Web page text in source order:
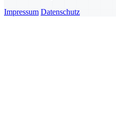
Impressum Datenschutz